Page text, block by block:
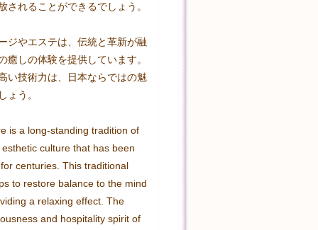
されることができるでしょう。
ジやエステは、伝統と革新が融
癒しの体験を提供しています。
い技術力は、日本ならではの魅
ょう。
is a long-standing tradition of
culture that has been
centuries. This traditional
to restore balance to the mind
a relaxing effect. The
and hospitality spirit of